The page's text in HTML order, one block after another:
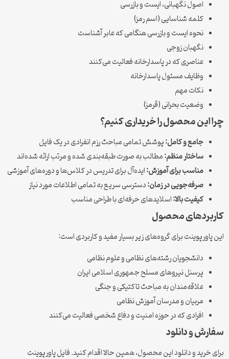
اصول نگهبانی، ایست و بازرسی
کلمه شناسایی (اسم رمز)
نحوه ایست و بازرسی هنگامی که عابر آشناست
نگهبان زوجی
عناصری که در پاسدارخانه فعالیت می‌کنند
وظایف مسئول پاسدارخانه
نکات مهم
وضعیت بحرانی (قرمز)
این محصول را خریداری کنیم؟
جامع و کامل:پوشش تمامی مباحث رزم انفرادی در یک فایل
ساختار منظم:مطالب به صورت طبقه‌بندی شده و مرتب ارائه شده‌اند
مناسب برای آموزش:ایده‌آل برای تدریس در کلاس‌ها و دوره‌های آموزشی
صرفه‌جویی در زمان:دسترسی سریع به تمامی اطلاعات مورد نیاز
کیفیت بالا:اسلایدهای حرفه‌ای با طراحی مناسب
محصول
برای گروه‌های زیر بسیار مفید و کاربردی است:
دانشجویان رشته‌های نظامی و علوم نظامی
پرسنل نیروهای مسلح جمهوری اسلامی ایران
علاقه‌مندان به مباحث تاکتیکی و جنگی
مربیان و مدرسان آموزش نظامی
افرادی که در حوزه امنیت و دفاع شخصی فعالیت می‌کنند
و دانلود
خرید و دانلود این محصول، همین حالا اقدام کنید. فایل پاورپوینت